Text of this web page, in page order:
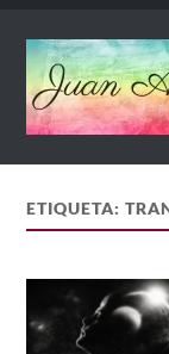
ETIQUETA: